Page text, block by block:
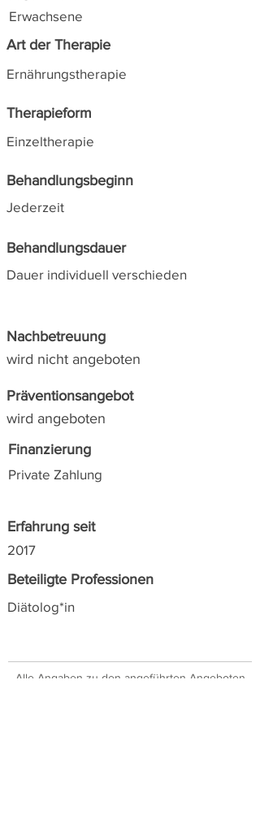
Erwachsene
Art der Therapie
Ernährungstherapie
Therapieform
Einzeltherapie
Behandlungsbeginn
Jederzeit
Behandlungsdauer
Dauer individuell verschieden
Nachbetreuung
wird nicht angeboten
Präventionsangebot
wird angeboten
Finanzierung
Private Zahlung
Erfahrung seit
2017
Beteiligte Professionen
Diätolog*in
Alle Angaben zu den angeführten Angeboten